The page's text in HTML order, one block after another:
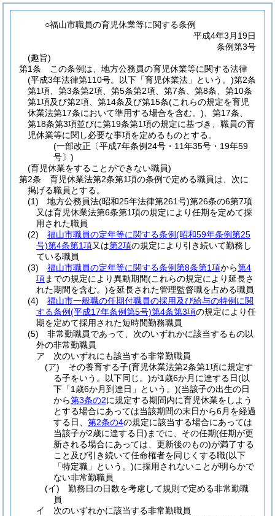
○福山市職員の育児休業等に関する条例
平成4年3月19日
条例第3号
(趣旨)
第1条
この条例は、地方公務員の育児休業等に関する法律
(平成3年法律第110号。以下「育児休業法」という。)第2条
第1項、第3条第2項、第5条第2項、第7条、第8条、第10条
第1項及び第2項、第14条及び第15条(これらの規定を育児
休業法第17条において準用する場合を含む。) 、第17条、
第18条第3項並びに第19条第1項の規定に基づき、職員の育
児休業等に関し必要な事項を定めるものとする。
(一部改正〔平成7年条例24号・11年35号・19年59
号〕)
(育児休業をすることができない職員)
第2条
育児休業法第2条第1項の条例で定める職員は、次に
掲げる職員とする。
(1)
地方公務員法(昭和25年法律第261号)第26条の6第7項
又は育児休業法第6条第1項の規定により任期を定めて採
用された職員
(2)
福山市職員の定年等に関する条例(昭和59年条例第25
号)第4条第1項又は第2項の規定により引き続いて勤務し
ている職員
(3)
福山市職員の定年等に関する条例第8条第1項から第4
項までの規定により異動期間(これらの規定により延長さ
れた期間を含む。)を延長された管理監督職を占める職員
(4)
福山市一般職の任期付職員の採用及び給与の特例に関
する条例(平成17年条例第5号)第4条第3項の規定により任
期を定めて採用された短時間勤務職員
(5)
非常勤職員であって、次のいずれかに該当するもの以
外の非常勤職員
ア
次のいずれにも該当する非常勤職員
(ア)
その養育する子(育児休業法第2条第1項に規定す
る子をいう。以下同じ。)が1歳6か月に達する日(以
下「1歳6か月到達日」という。)(当該子の出生の日
から第3条の2に規定する期間内に育児休業をしよう
とする場合にあっては当該期間の末日から6月を経過
する日、第2条の4の規定に該当する場合にあっては
当該子が2歳に達する日) までに、その任期(任期が更
新される場合にあっては、更新後のもの)が満了する
こと及び引き続いて任命権者を同じくする職(以下
「特定職」という。)に採用されないことが明らかで
ない非常勤職員
(イ)
勤務日の日数を考慮して規則で定める非常勤職
員
イ
次のいずれかに該当する非常勤職員